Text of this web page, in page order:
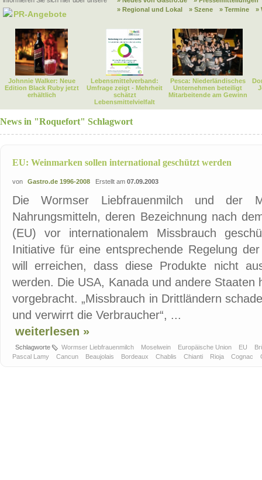
PR-Angebote
» Regional und Lokal
» Szene » Termine »
Johnnie Walker: Neue
Edition Black Ruby jetzt
erhältlich
Lebensmittelverband:
Umfrage zeigt - Mehrheit
schätzt
Lebensmittelvielfalt
Pesca: Niederländisches
Unternehmen beteiligt
Mitarbeitende am Gewinn
News in "Roquefort" Schlagwort
EU: Weinmarken sollen international geschützt werden
von Gastro.de 1996-2008 Erstellt am 07.09.2003
Die Wormser Liebfrauenmilch und der
Nahrungsmitteln, deren Bezeichnung nach
(EU) vor internationalem Missbrauch
Initiative für eine entsprechende Regelung
will erreichen, dass diese Produkte nicht
werden. Die USA, Kanada und andere Staaten
vorgebracht. „Missbrauch in Drittländern
und verwirrt die Verbraucher“, ...
weiterlesen »
Schlagworte Wormser Liebfrauenmilch Moselwein Europäische Union EU
Pascal Lamy
Cancun Beaujolais Bordeaux Chablis Chianti Rioja Cognac